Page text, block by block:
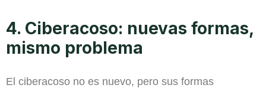
4. Ciberacoso: nuevas formas,
mismo problema
El ciberacoso no es nuevo, pero sus formas